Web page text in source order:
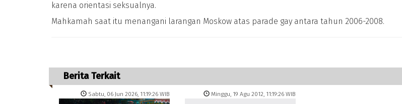
karena orientasi seksualnya.
Mahkamah saat itu menangani larangan Moskow atas parade gay antara tahun 2006-2008.
Berita Terkait
Sabtu, 06 Jun 2026, 11:19:26 WIB Minggu, 19 Agu 2012, 11:19:26 WIB